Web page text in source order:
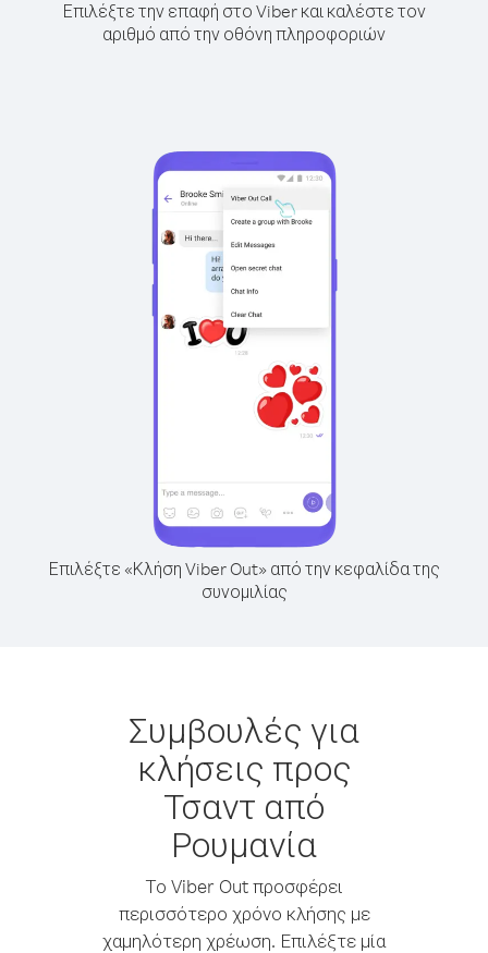
Επιλέξτε την επαφή στο Viber και καλέστε τον
αριθμό από την οθόνη πληροφοριών
Επιλέξτε «Κλήση Viber Out» από την κεφαλίδα της
συνομιλίας
Συμβουλές για
κλήσεις προς
Τσαντ από
Ρουμανία
Το Viber Out προσφέρει
περισσότερο χρόνο κλήσης με
χαμηλότερη χρέωση. Επιλέξτε μία